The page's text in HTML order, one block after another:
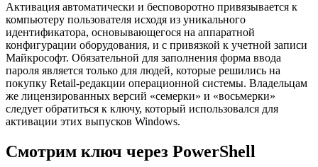
Активация автоматически и бесповоротно привязывается к
компьютеру пользователя исходя из уникального
идентификатора, основывающегося на аппаратной
конфигурации оборудования, и с привязкой к учетной записи
Майкрософт. Обязательной для заполнения форма ввода
пароля является только для людей, которые решились на
покупку Retail-редакции операционной системы. Владельцам
же лицензированных версий «семерки» и «восьмерки»
следует обратиться к ключу, который использовался для
активации этих выпусков Windows.
Смотрим ключ через PowerShell